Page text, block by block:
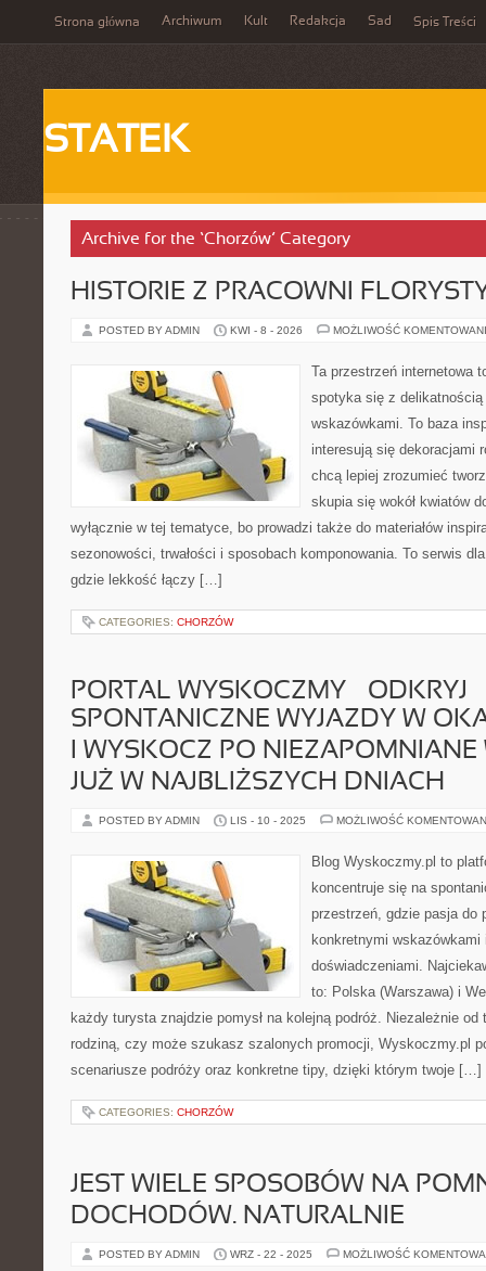
Strona główna Archiwum Kult Redakcja Sad Spis Treści
STATEK
Archive for the ‘Chorzów’ Category
HISTORIE Z PRACOWNI
POSTED BY ADMIN KWI - 8 - 2026 MOŻLIWOŚĆ
Ta przestrzeń internetowa
spotyka się z
wskazówkami. To baza
interesują się dekoracjami
chcą lepiej zrozumieć
skupia się wokół kwiatów
wyłącznie w tej tematyce, bo prowadzi także do materiałów
sezonowości, trwałości i sposobach komponowania. To serwis
gdzie lekkość łączy […]
CATEGORIES: CHORZÓW
PORTAL WYSKOCZMY – ODKRYJ
SPONTANICZNE WYJAZDY W
I WYSKOCZ PO
JUŻ W NAJBLIŻSZYCH DNIACH
POSTED BY ADMIN LIS - 10 - 2025 MOŻLIWOŚĆ
Blog Wyskoczmy.pl to
koncentruje się na
przestrzeń, gdzie pasja do
konkretnymi
doświadczeniami.
to: Polska (Warszawa) i
każdy turysta znajdzie pomysł na kolejną podróż. Niezależnie
rodziną, czy może szukasz szalonych promocji, Wyskoczmy.pl
scenariusze podróży oraz konkretne tipy, dzięki którym twoje […]
CATEGORIES: CHORZÓW
JEST WIELE SPOSOBÓW NA
DOCHODÓW. NATURALNIE
POSTED BY ADMIN WRZ - 22 - 2025 MOŻLIWOŚĆ